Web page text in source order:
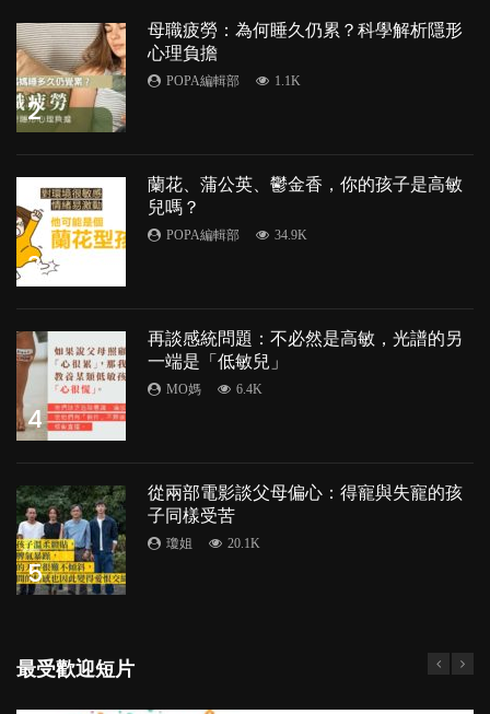
2
母職疲勞：為何睡久仍累？科學解析隱形
心理負擔
POPA編輯部 1.1K
3
蘭花、蒲公英、鬱金香，你的孩子是高敏
兒嗎？
POPA編輯部 34.9K
4
再談感統問題：不必然是高敏，光譜的另
一端是「低敏兒」
MO媽 6.4K
5
從兩部電影談父母偏心：得寵與失寵的孩
子同樣受苦
瓊姐 20.1K
最受歡迎短片